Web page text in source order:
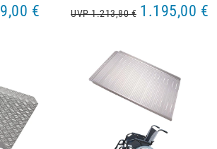
€ UVP 1.213,80 € 1.195,00 €